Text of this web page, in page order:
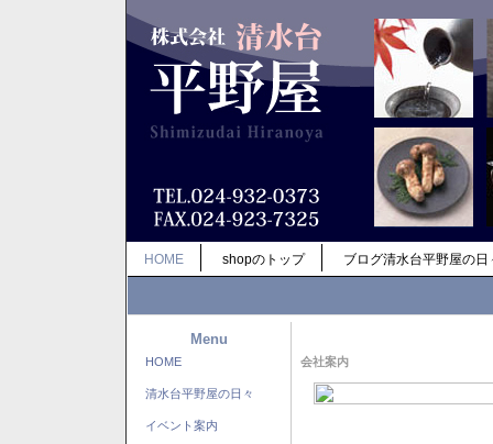
HOME shopのトップ ブログ清水台平野屋の日
Menu
HOME
清水台平野屋の日々
イベント案内
会社案内